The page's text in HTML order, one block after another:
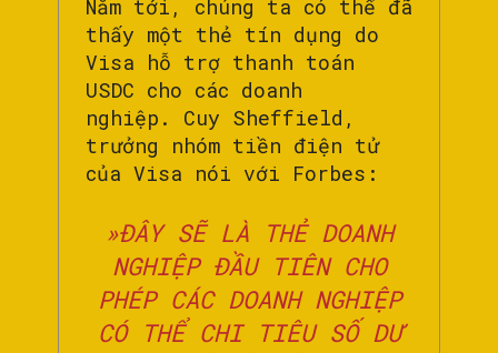
Năm tới, chúng ta có thể đã
thấy một thẻ tín dụng do
Visa hỗ trợ thanh toán
USDC cho các doanh
nghiệp. Cuy Sheffield,
trưởng nhóm tiền điện tử
của Visa nói với Forbes:
»ĐÂY SẼ LÀ THẺ DOANH
NGHIỆP ĐẦU TIÊN CHO
PHÉP CÁC DOANH NGHIỆP
CÓ THỂ CHI TIÊU SỐ DƯ